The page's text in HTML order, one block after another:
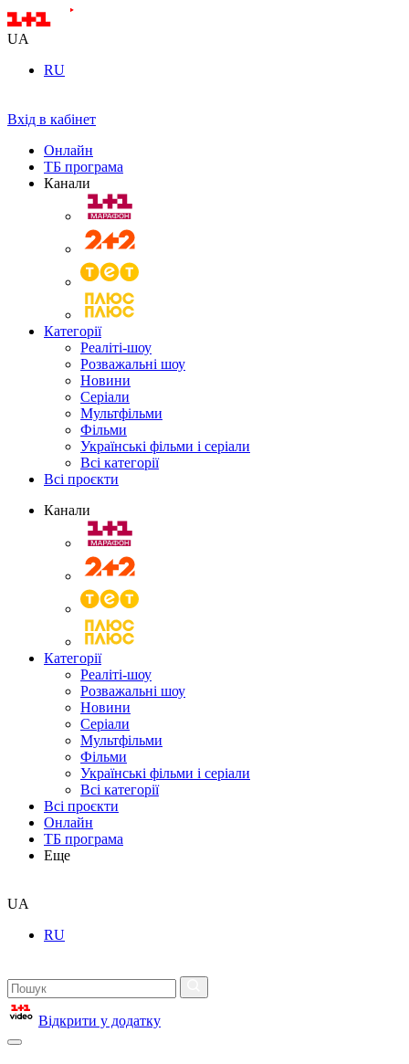
UA
RU
Вхід в кабінет
Онлайн
ТБ програма
Канали
Категорії
Реаліті-шоу
Розважальні шоу
Новини
Серіали
Мультфільми
Фільми
Українські фільми і серіали
Всі категорії
Всі проєкти
Канали
Категорії
Реаліті-шоу
Розважальні шоу
Новини
Серіали
Мультфільми
Фільми
Українські фільми і серіали
Всі категорії
Всі проєкти
Онлайн
ТБ програма
Еще
UA
RU
Відкрити у додатку